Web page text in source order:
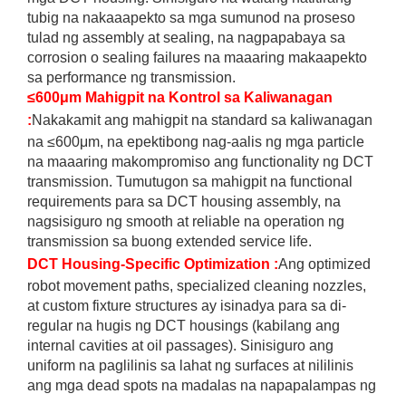
tubig na nakaaapekto sa mga sumunod na proseso
tulad ng assembly at sealing, na nagpapabaya sa
corrosion o sealing failures na maaaring makaapekto
sa performance ng transmission.
≤600μm Mahigpit na Kontrol sa Kaliwanagan
:Nakakamit ang mahigpit na standard sa kaliwanagan
na ≤600μm, na epektibong nag-aalis ng mga particle
na maaaring makompromiso ang functionality ng DCT
transmission. Tumutugon sa mahigpit na functional
requirements para sa DCT housing assembly, na
nagsisiguro ng smooth at reliable na operation ng
transmission sa buong extended service life.
DCT Housing-Specific Optimization :Ang optimized
robot movement paths, specialized cleaning nozzles,
at custom fixture structures ay isinadya para sa di-
regular na hugis ng DCT housings (kabilang ang
internal cavities at oil passages). Sinisiguro ang
uniform na paglilinis sa lahat ng surfaces at nililinis
ang mga dead spots na madalas na napapalampas ng